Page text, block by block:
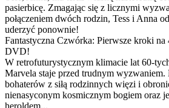
pasierbicę. Zmagając się z licznymi
połączeniem dwóch rodzin, Tess i Anna
uderzyć ponownie!
Fantastyczna Czwórka: Pierwsze kroki
DVD!
W retrofuturystycznym klimacie lat 60-
Marvela staje przed trudnym wyzwaniem.
bohaterów z siłą rodzinnych więzi i
nienasyconym kosmicznym bogiem oraz
heroldem...